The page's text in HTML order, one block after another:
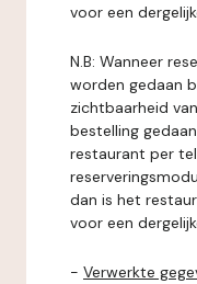
voor een
N.B: Wanneer
worden gedaan
zichtbaarheid
bestelling
restaurant per
dan is het
voor een
- Verwerkte